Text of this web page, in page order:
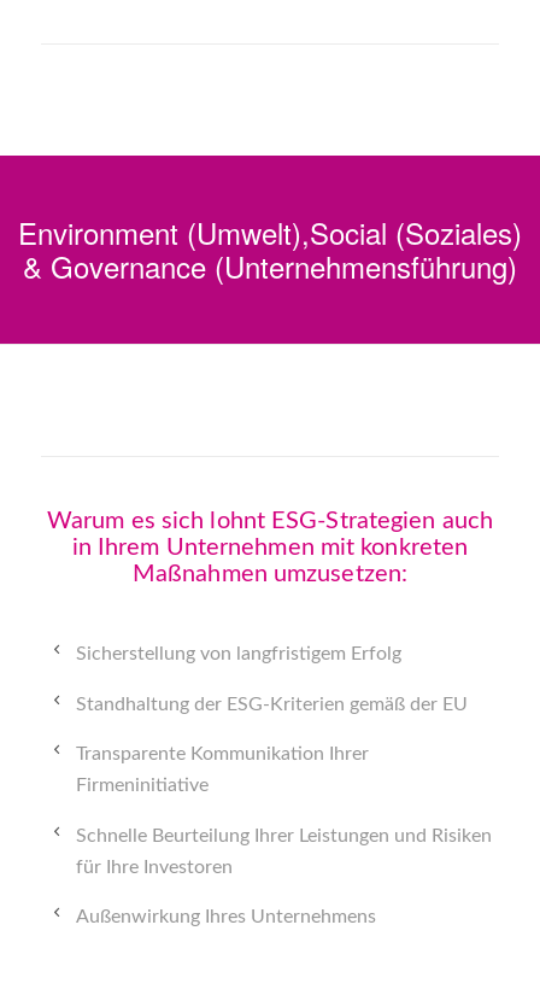
Environment (Umwelt),Social (Soziales)
& Governance (Unternehmensführung)
Warum es sich lohnt ESG-Strategien auch
in Ihrem Unternehmen mit konkreten
Maßnahmen umzusetzen:
Sicherstellung von langfristigem Erfolg
Standhaltung der ESG-Kriterien gemäß der EU
Transparente Kommunikation Ihrer
Firmeninitiative
Schnelle Beurteilung Ihrer Leistungen und Risiken
für Ihre Investoren
Außenwirkung Ihres Unternehmens